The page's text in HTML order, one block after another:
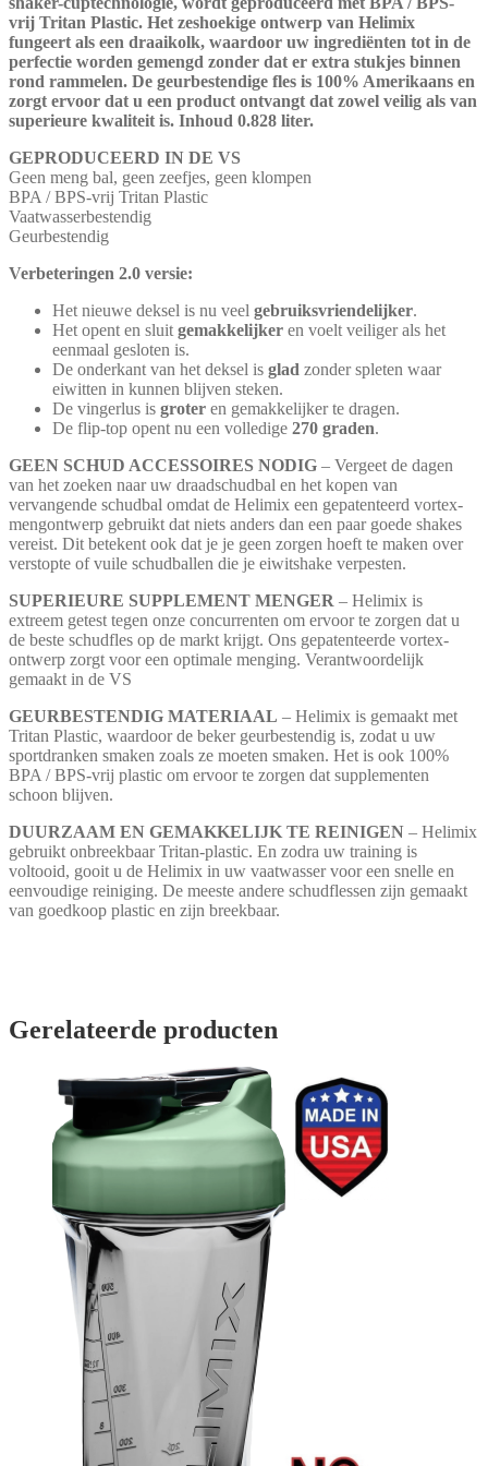
vrij Tritan Plastic. Het zeshoekige ontwerp van Helimix
fungeert als een draaikolk, waardoor uw ingrediënten tot in de
perfectie worden gemengd zonder dat er extra stukjes binnen
rond rammelen. De geurbestendige fles is 100% Amerikaans en
zorgt ervoor dat u een product ontvangt dat zowel veilig als van
superieure kwaliteit is. Inhoud 0.828 liter.
GEPRODUCEERD IN DE VS
Geen meng bal, geen zeefjes, geen klompen
BPA / BPS-vrij Tritan Plastic
Vaatwasserbestendig
Geurbestendig
Verbeteringen 2.0 versie:
Het nieuwe deksel is nu veel gebruiksvriendelijker.
Het opent en sluit gemakkelijker en voelt veiliger als het
eenmaal gesloten is.
De onderkant van het deksel is glad zonder spleten waar
eiwitten in kunnen blijven steken.
De vingerlus is groter en gemakkelijker te dragen.
De flip-top opent nu een volledige 270 graden.
GEEN SCHUD ACCESSOIRES NODIG – Vergeet de dagen
van het zoeken naar uw draadschudbal en het kopen van
vervangende schudbal omdat de Helimix een gepatenteerd vortex-
mengontwerp gebruikt dat niets anders dan een paar goede shakes
vereist. Dit betekent ook dat je je geen zorgen hoeft te maken over
verstopte of vuile schudballen die je eiwitshake verpesten.
SUPERIEURE SUPPLEMENT MENGER – Helimix is
extreem getest tegen onze concurrenten om ervoor te zorgen dat u
de beste schudfles op de markt krijgt. Ons gepatenteerde vortex-
ontwerp zorgt voor een optimale menging. Verantwoordelijk
gemaakt in de VS
GEURBESTENDIG MATERIAAL – Helimix is gemaakt met
Tritan Plastic, waardoor de beker geurbestendig is, zodat u uw
sportdranken smaken zoals ze moeten smaken. Het is ook 100%
BPA / BPS-vrij plastic om ervoor te zorgen dat supplementen
schoon blijven.
DUURZAAM EN GEMAKKELIJK TE REINIGEN – Helimix
gebruikt onbreekbaar Tritan-plastic. En zodra uw training is
voltooid, gooit u de Helimix in uw vaatwasser voor een snelle en
eenvoudige reiniging. De meeste andere schudflessen zijn gemaakt
van goedkoop plastic en zijn breekbaar.
Gerelateerde producten